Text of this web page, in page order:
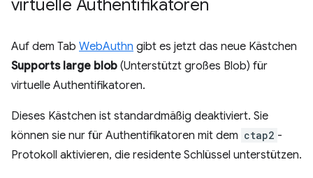
virtuelle Authentifikatoren
Auf dem Tab WebAuthn gibt es jetzt das neue Kästchen
Supports large blob (Unterstützt großes Blob) für
virtuelle Authentifikatoren.
Dieses Kästchen ist standardmäßig deaktiviert. Sie
können sie nur für Authentifikatoren mit dem ctap2 -
Protokoll aktivieren, die residente Schlüssel unterstützen.